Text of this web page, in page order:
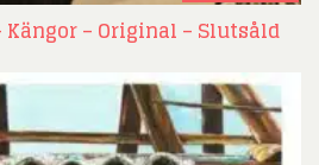
– Original – Slutsåld